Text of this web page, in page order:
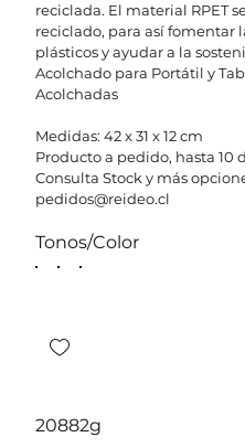
reciclada. El material RPET
reciclado, para así fomentar
plásticos y ayudar a la
Acolchado para Portátil y
Acolchadas
Medidas: 42 x 31 x 12 cm
Producto a pedido, hasta 10
Consulta Stock y más
pedidos@reideo.cl
Tonos/Color
20882g